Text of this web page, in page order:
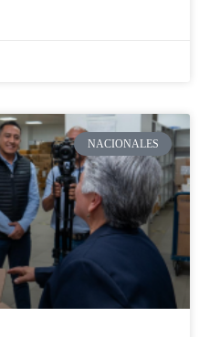
NACIONALES